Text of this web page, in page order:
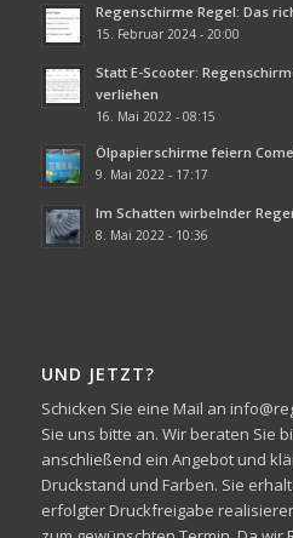
Regenschirme Regel: Das
15. Februar 2024 - 20:00
Statt E-Scooter:
verliehen
16. Mai 2022 - 08:15
Ölpapierschirme feiern
9. Mai 2022 - 17:17
Im Schatten wirbelnder
8. Mai 2022 - 10:36
UND JETZT?
Schicken Sie eine Mail an
Sie uns bitte an. Wir beraten Sie
anschließend ein Angebot und
Druckstand und Farben. Sie
erfolgter Druckfreigabe